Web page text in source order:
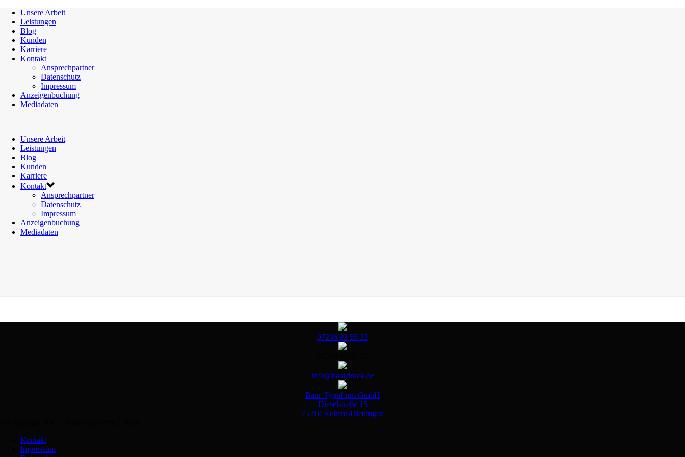
Unsere Arbeit
Leistungen
Blog
Kunden
Karriere
Kontakt
Ansprechpartner
Datenschutz
Impressum
Anzeigenbuchung
Mediadaten
Unsere Arbeit
Leistungen
Blog
Kunden
Karriere
Kontakt
Ansprechpartner
Datenschutz
Impressum
Anzeigenbuchung
Mediadaten
07236 93 55 33
info@baurdruck.de
Baur-Typoform GmbH
Dieselstraße 15
75210 Keltern-Dietlingen
Kontakt
Impressum